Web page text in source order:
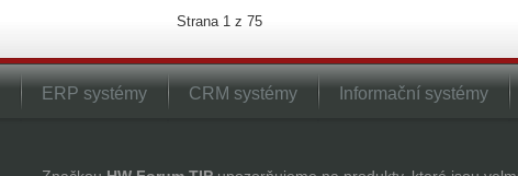
Strana 1 z 75
ERP systémy CRM systémy Informační systémy